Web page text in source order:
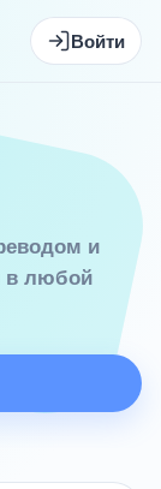
Войти
и
в любой